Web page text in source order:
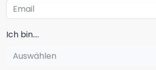
Ich bin....
Auswählen